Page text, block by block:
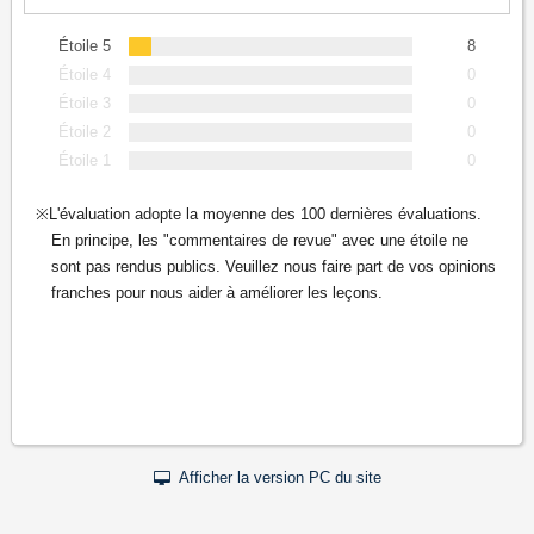
Étoile 5
8
Étoile 4
0
Étoile 3
0
Étoile 2
0
Étoile 1
0
L'évaluation adopte la moyenne des 100 dernières évaluations.
En principe, les "commentaires de revue" avec une étoile ne
sont pas rendus publics. Veuillez nous faire part de vos opinions
franches pour nous aider à améliorer les leçons.
Afficher la version PC du site